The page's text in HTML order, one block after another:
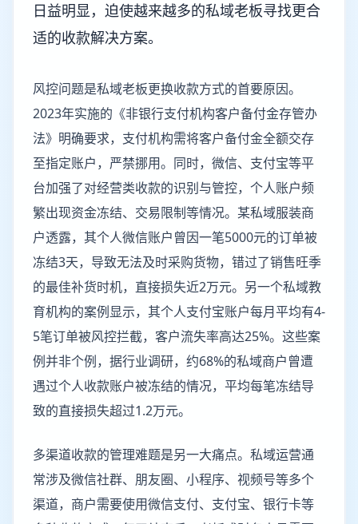
日益明显，迫使越来越多的私域老板寻找更合
适的收款解决方案。
风控问题是私域老板更换收款方式的首要原因。
2023年实施的《非银行支付机构客户备付金存管办
法》明确要求，支付机构需将客户备付金全额交存
至指定账户，严禁挪用。同时，微信、支付宝等平
台加强了对经营类收款的识别与管控，个人账户频
繁出现资金冻结、交易限制等情况。某私域服装商
户透露，其个人微信账户曾因一笔5000元的订单被
冻结3天，导致无法及时采购货物，错过了销售旺季
的最佳补货时机，直接损失近2万元。另一个私域教
育机构的案例显示，其个人支付宝账户每月平均有4-
5笔订单被风控拦截，客户流失率高达25%。这些案
例并非个例，据行业调研，约68%的私域商户曾遭
遇过个人收款账户被冻结的情况，平均每笔冻结导
致的直接损失超过1.2万元。
多渠道收款的管理难题是另一大痛点。私域运营通
常涉及微信社群、朋友圈、小程序、视频号等多个
渠道，商户需要使用微信支付、支付宝、银行卡等